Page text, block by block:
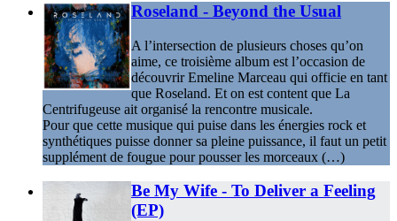
Roseland - Beyond the Usual
A l’intersection de plusieurs choses qu’on
aime, ce troisième album est l’occasion de
découvrir Emeline Marceau qui officie en tant
que Roseland. Et on est content que La
Centrifugeuse ait organisé la rencontre musicale.
Pour que cette musique qui puise dans les énergies rock et
synthétiques puisse donner sa pleine puissance, il faut un petit
supplément de fougue pour pousser les morceaux (…)
Be My Wife - To Deliver a Feeling
(EP)